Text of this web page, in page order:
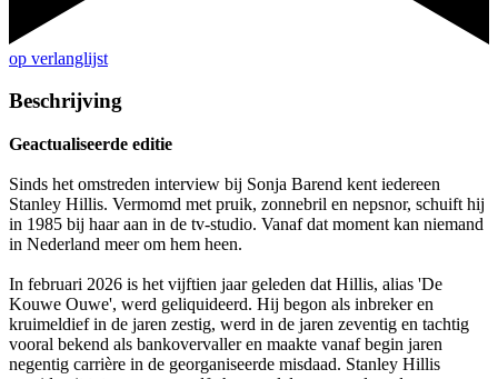
op verlanglijst
Beschrijving
Geactualiseerde editie
Sinds het omstreden interview bij Sonja Barend kent iedereen
Stanley Hillis. Vermomd met pruik, zonnebril en nepsnor, schuift hij
in 1985 bij haar aan in de tv-studio. Vanaf dat moment kan niemand
in Nederland meer om hem heen.
In februari 2026 is het vijftien jaar geleden dat Hillis, alias 'De
Kouwe Ouwe', werd geliquideerd. Hij begon als inbreker en
kruimeldief in de jaren zestig, werd in de jaren zeventig en tachtig
vooral bekend als bankovervaller en maakte vanaf begin jaren
negentig carrière in de georganiseerde misdaad. Stanley Hillis